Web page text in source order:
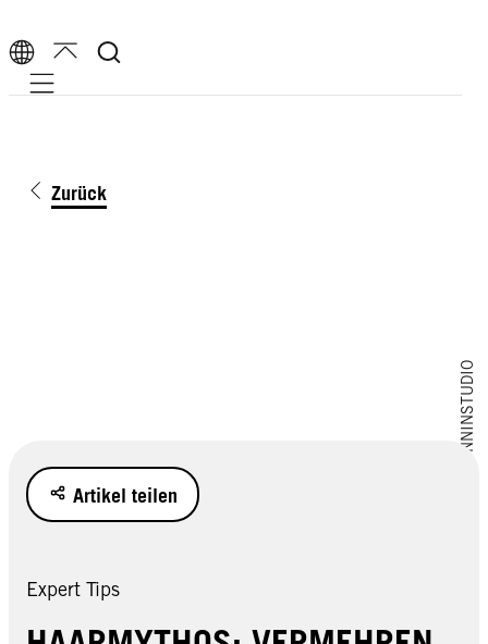
Mobile navigation
Zurück
Stocksy/BONNINSTUDIO
Artikel teilen
Expert Tips